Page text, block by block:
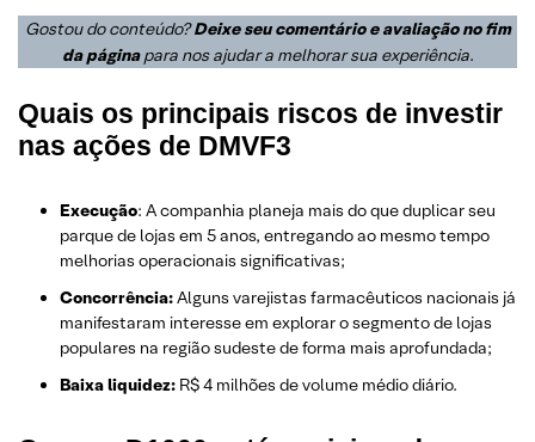
Gostou do conteúdo?Deixe seu comentário e avaliação no fim
da páginapara nos ajudar a melhorar sua experiência.
Quais os principais riscos de investir
nas ações de DMVF3
Execução: A companhia planeja mais do que duplicar seu
parque de lojas em 5 anos, entregando ao mesmo tempo
melhorias operacionais significativas;
Concorrência:Alguns varejistas farmacêuticos nacionais já
manifestaram interesse em explorar o segmento de lojas
populares na região sudeste de forma mais aprofundada;
Baixa liquidez: R$ 4 milhões de volume médio diário.